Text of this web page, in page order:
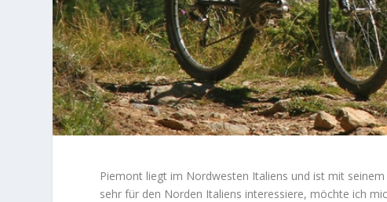
Piemont liegt im Nordwesten Italiens und ist mit
sehr für den Norden Italiens interessiere, möchte ich